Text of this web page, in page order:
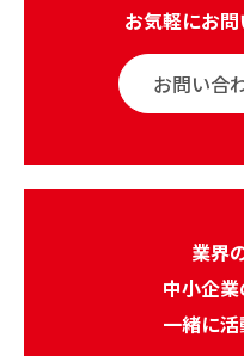
お気軽にお問
お問い合
業界
中小企業
一緒に